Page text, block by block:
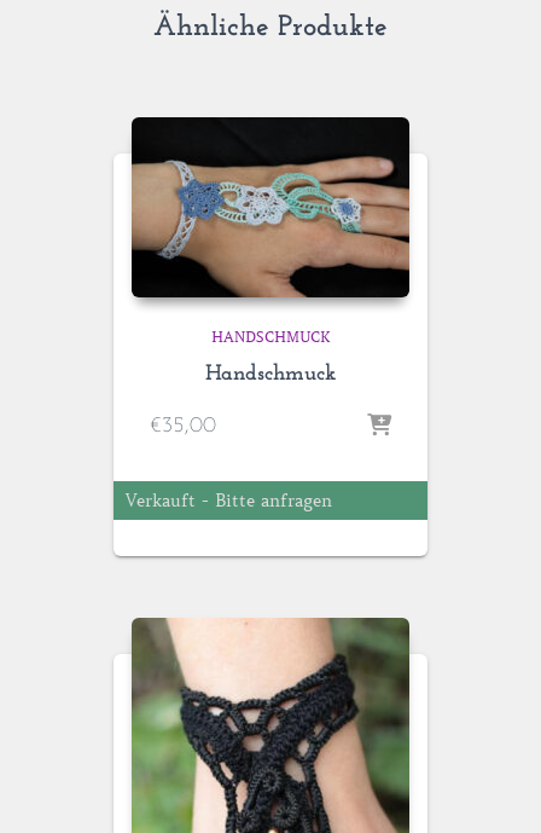
Ähnliche Produkte
HANDSCHMUCK
Handschmuck
€35,00
Verkauft - Bitte anfragen